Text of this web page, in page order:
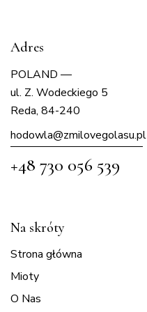
Adres
POLAND —
ul. Z. Wodeckiego 5
Reda, 84-240
hodowla@zmilovegolasu.pl
+48 730 056 539
Na skróty
Strona główna
Mioty
O Nas